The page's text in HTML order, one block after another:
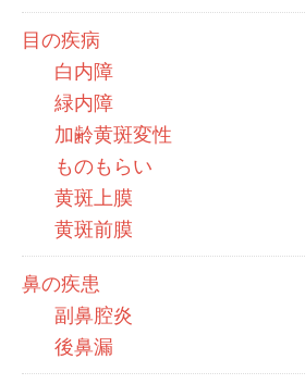
目の疾病
白内障
緑内障
加齢黄斑変性
ものもらい
黄斑上膜
黄斑前膜
鼻の疾患
副鼻腔炎
後鼻漏